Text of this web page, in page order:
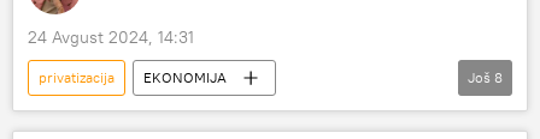
24 Avgust 2024, 14:31
privatizacija
EKONOMIJA
Srbija – ekonomija
voda
suša
Još 8